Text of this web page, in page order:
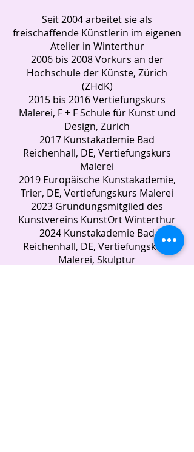
Seit 2004 arbeitet sie als
freischaffende Künstlerin im eigenen
Atelier in Winterthur
2006 bis 2008 Vorkurs an der
Hochschule der Künste, Zürich
(ZHdK)
2015 bis 2016 Vertiefungskurs
Malerei, F + F Schule für Kunst und
Design, Zürich
2017 Kunstakademie Bad
Reichenhall, DE, Vertiefungskurs
Malerei
2019 Europäische Kunstakademie,
Trier, DE, Vertiefungskurs Malerei
2023 Gründungsmitglied des
Kunstvereins KunstOrt Winterthur
2024 Kunstakademie Bad
Reichenhall, DE, Vertiefungskurs
Malerei, Skulptur